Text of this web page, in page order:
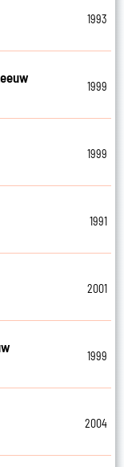
1993
1999
1999
1991
2001
1999
2004